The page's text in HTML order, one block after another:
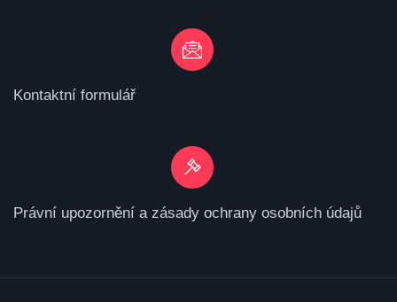
Kontaktní formulář
Právní upozornění a zásady ochrany osobních údajů